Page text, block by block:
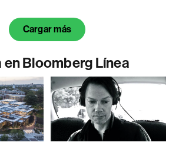
Cargar más
en Bloomberg Línea